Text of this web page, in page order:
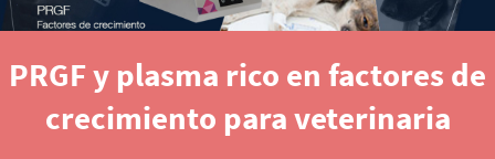
PRGF y plasma rico en factores de
crecimiento para veterinaria